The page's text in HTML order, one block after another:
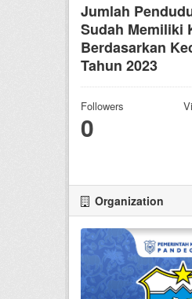
Jumlah
Sudah Memiliki
Berdasarkan
Tahun 2023
Followers
0
Organization